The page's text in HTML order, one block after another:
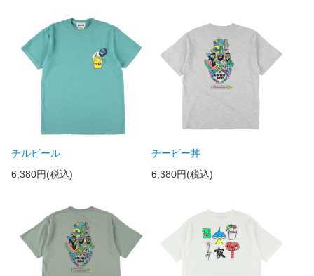
チルビール
6,380円(税込)
チービー丼
6,380円(税込)